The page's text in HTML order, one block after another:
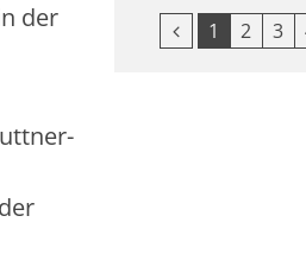
der
Vorherige
1 2 3